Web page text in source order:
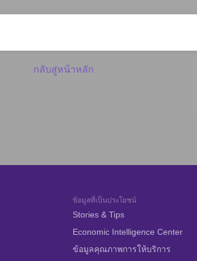
กลับสู่หน้าหลัก
ข้อมูลที่เป็นประโยชน์
Stories & Tips
Economic Intelligence Center
ข้อมูลคุณภาพการให้บริการ